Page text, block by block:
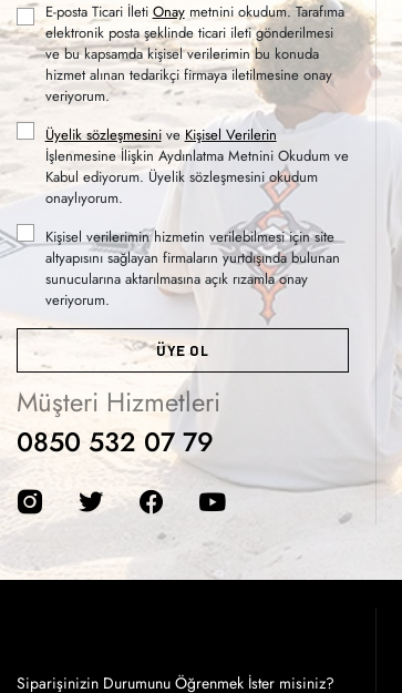
E-posta Ticari İleti Onaymetnini okudum. Tarafıma
elektronik posta şeklinde ticari ileti gönderilmesi
ve bu kapsamda kişisel verilerimin bu konuda
hizmet alınan tedarikçi firmaya iletilmesine onay
veriyorum.
Üyelik sözleşmesinive Kişisel Verilerin
İşlenmesine İlişkin Aydınlatma Metnini Okudum ve
Kabul ediyorum. Üyelik sözleşmesini okudum
onaylıyorum.
Kişisel verilerimin hizmetin verilebilmesi için site
altyapısını sağlayan firmaların yurtdışında bulunan
sunucularına aktarılmasına açık rızamla onay
veriyorum.
ÜYE OL
Müşteri Hizmetleri
0850 532 07 79
Siparişinizin Durumunu Öğrenmek İster misiniz?